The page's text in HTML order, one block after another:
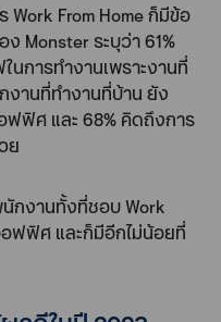
From Home ก็มีข้อ
Monster ระบุว่า 61%
นการทำงานเพราะงานที่
งานที่ทำงานที่บ้าน ยัง
ฟิศ และ 68% คิดถึงการ
ย
กงานทั้งที่ชอบ Work
อฟฟิศ และก็มีอีกไม่น้อยที่